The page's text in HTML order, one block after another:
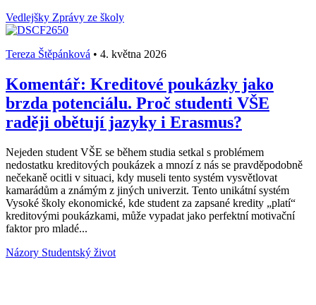
Vedlejšky Zprávy ze školy
Tereza Štěpánková • 4. května 2026
Komentář: Kreditové poukázky jako
brzda potenciálu. Proč studenti VŠE
raději obětují jazyky i Erasmus?
Nejeden student VŠE se během studia setkal s problémem
nedostatku kreditových poukázek a mnozí z nás se pravděpodobně
nečekaně ocitli v situaci, kdy museli tento systém vysvětlovat
kamarádům a známým z jiných univerzit. Tento unikátní systém
Vysoké školy ekonomické, kde student za zapsané kredity „platí“
kreditovými poukázkami, může vypadat jako perfektní motivační
faktor pro mladé...
Názory Studentský život